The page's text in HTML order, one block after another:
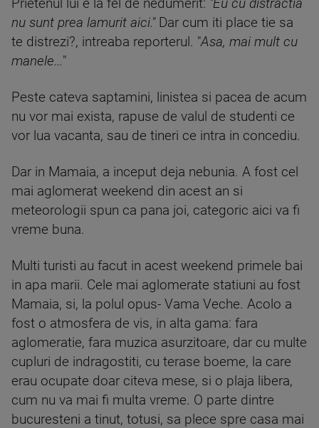
Prietenul lui e la fel de nedumerit: "Eu cu distractia
nu sunt prea lamurit aici."Dar cum iti place tie sa
te distrezi?, intreaba reporterul. "Asa, mai mult cu
manele..."
Peste cateva saptamini, linistea si pacea de acum
nu vor mai exista, rapuse de valul de studenti ce
vor lua vacanta, sau de tineri ce intra in concediu.
Dar in Mamaia, a inceput deja nebunia. A fost cel
mai aglomerat weekend din acest an si
meteorologii spun ca pana joi, categoric aici va fi
vreme buna.
Multi turisti au facut in acest weekend primele bai
in apa marii. Cele mai aglomerate statiuni au fost
Mamaia, si, la polul opus- Vama Veche. Acolo a
fost o atmosfera de vis, in alta gama: fara
aglomeratie, fara muzica asurzitoare, dar cu multe
cupluri de indragostiti, cu terase boeme, la care
erau ocupate doar citeva mese, si o plaja libera,
cum nu va mai fi multa vreme. O parte dintre
bucuresteni a tinut, totusi, sa plece spre casa mai